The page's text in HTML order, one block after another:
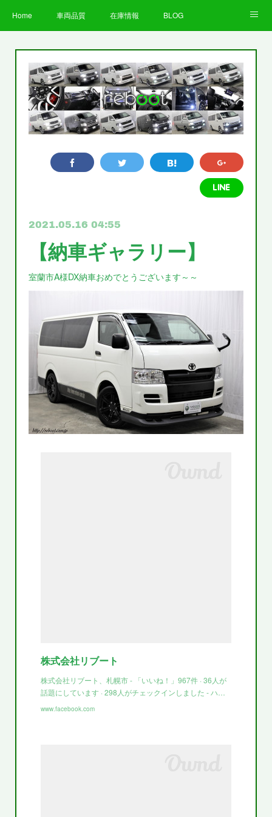
Home 車両品質 在庫情報 BLOG
お客様の声 STAFF 企業情報
プライバシーポリシー
2021.05.16 04:55
【納車ギャラリー】
室蘭市A様DX納車おめでとうございます～～
株式会社リブート
株式会社リブート、札幌市 - 「いいね！」967件 · 36人が
話題にしています · 298人がチェックインしました - ハ…
www.facebook.com